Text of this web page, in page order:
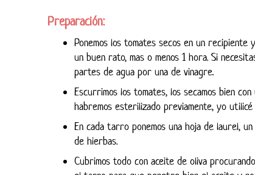
Preparación:
Ponemos los tomates secos en un recipiente
un buen rato, mas o menos 1 hora. Si
partes de agua por una de vinagre.
Escurrimos los tomates, los secamos bien
habremos esterilizado previamente, yo
En cada tarro ponemos una hoja de laurel,
de hierbas.
Cubrimos todo con aceite de oliva